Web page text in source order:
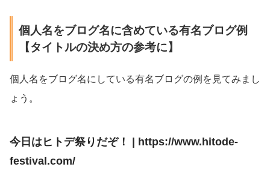
個人名をブログ名に含めている有名ブログ例
【タイトルの決め方の参考に】
個人名をブログ名にしている有名ブログの例を見てみまし
ょう。
今日はヒトデ祭りだぞ！ | https://www.hitode-
festival.com/